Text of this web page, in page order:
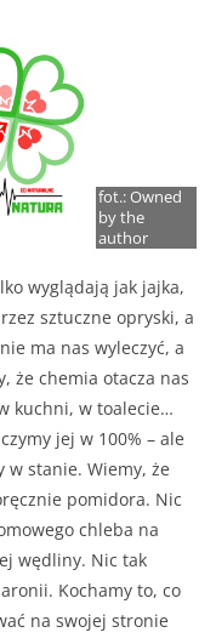
fot.: Owned
by the
author
wyglądają jak jajka,
sztuczne opryski, a
ma nas wyleczyć, a
że chemia otacza nas
kuchni, w toalecie…
jej w 100% – ale
stanie. Wiemy, że
pomidora. Nic
chleba na
wędliny. Nic tak
Kochamy to, co
na swojej stronie